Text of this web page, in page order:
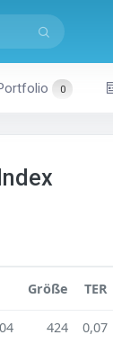
0
Größe TER
424 0,07